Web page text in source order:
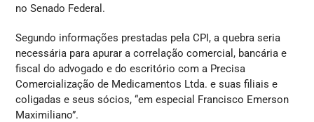
no Senado Federal.
Segundo informações prestadas pela CPI, a quebra seria
necessária para apurar a correlação comercial, bancária e
fiscal do advogado e do escritório com a Precisa
Comercialização de Medicamentos Ltda. e suas filiais e
coligadas e seus sócios, “em especial Francisco Emerson
Maximiliano”.